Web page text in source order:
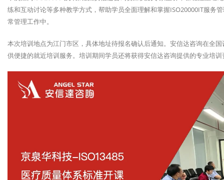
练和互动讨论等多种教学方式，帮助学员全面理解和掌握ISO20000IT服务
常管理工作中。
本次培训地点为江门市区，具体地址待报名确认后通知。安信达咨询在全
供便捷的就近培训服务。培训期间学员还将获得安信达咨询提供的专业培